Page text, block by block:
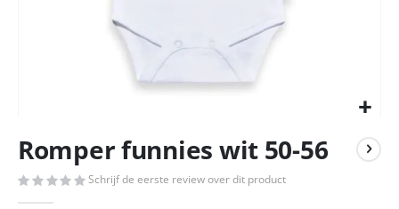
naar
het
begin
van
Romper funnies wit 50-56
Schrijf de eerste review over dit product